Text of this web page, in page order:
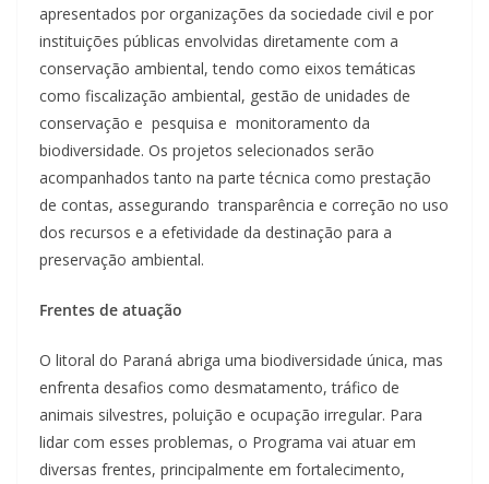
apresentados por organizações da sociedade civil e por
instituições públicas envolvidas diretamente com a
conservação ambiental, tendo como eixos temáticas
como fiscalização ambiental, gestão de unidades de
conservação e pesquisa e monitoramento da
biodiversidade. Os projetos selecionados serão
acompanhados tanto na parte técnica como prestação
de contas, assegurando transparência e correção no uso
dos recursos e a efetividade da destinação para a
preservação ambiental.
Frentes de atuação
O litoral do Paraná abriga uma biodiversidade única, mas
enfrenta desafios como desmatamento, tráfico de
animais silvestres, poluição e ocupação irregular. Para
lidar com esses problemas, o Programa vai atuar em
diversas frentes, principalmente em fortalecimento,